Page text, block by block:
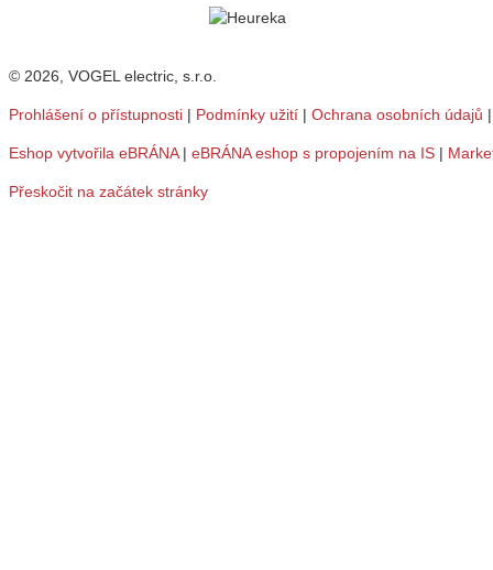
© 2026, VOGEL electric, s.r.o.
Prohlášení o přístupnosti | Podmínky užití | Ochrana osobních údajů
Eshop vytvořila eBRÁNA| eBRÁNA eshop s propojením na IS |
Přeskočit na začátek stránky